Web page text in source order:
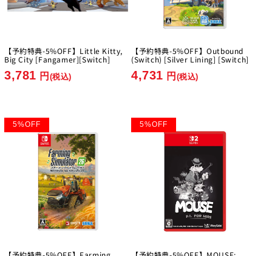
【予約特典-5%OFF】Little Kitty,
Big City [Fangamer][Switch]
3,781 円 (税込)
【予約特典-5%OFF】Outbound
(Switch) [Silver Lining] [Switch]
4,731 円 (税込)
5%OFF 5%OFF